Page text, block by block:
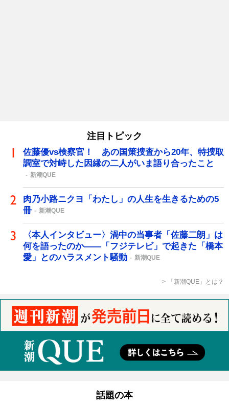
注目トピック
佐藤優vs検察官！ あの国策捜査から20年、特捜取
調室で対峙した因縁の二人がいま語り合ったこと
新潮QUE
肉乃小路ニクヨ「わたし」の人生を生きるための5
冊
新潮QUE
〈本人インタビュー〉渦中の当事者「佐藤二朗」は
何を語ったのか――「フジテレビ」で起きた「橋本
愛」とのハラスメント騒動
新潮QUE
「新潮QUE」とは？
話題の本